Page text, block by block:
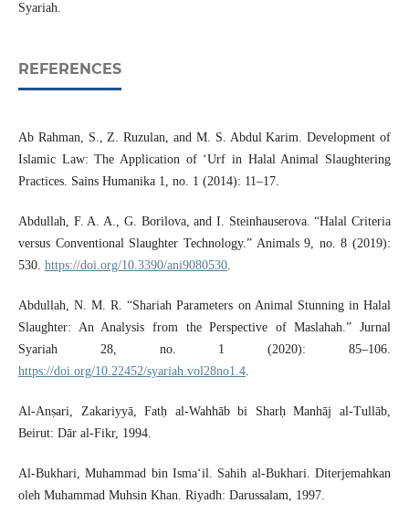
Syariah.
REFERENCES
Ab Rahman, S., Z. Ruzulan, and M. S. Abdul Karim. Development of
Islamic Law: The Application of ‘Urf in Halal Animal Slaughtering
Practices. Sains Humanika 1, no. 1 (2014): 11–17.
Abdullah, F. A. A., G. Borilova, and I. Steinhauserova. “Halal Criteria
versus Conventional Slaughter Technology.” Animals 9, no. 8 (2019):
530. https://doi.org/10.3390/ani9080530.
Abdullah, N. M. R. “Shariah Parameters on Animal Stunning in Halal
Slaughter: An Analysis from the Perspective of Maslahah.” Jurnal
Syariah 28, no. 1 (2020): 85–106.
https://doi.org/10.22452/syariah.vol28no1.4.
Al-Anṣari, Zakariyyā, Fatḥ al-Wahhāb bi Sharḥ Manhāj al-Tullāb,
Beirut: Dār al-Fikr, 1994.
Al-Bukhari, Muhammad bin Isma‘il. Sahih al-Bukhari. Diterjemahkan
oleh Muhammad Muhsin Khan. Riyadh: Darussalam, 1997.